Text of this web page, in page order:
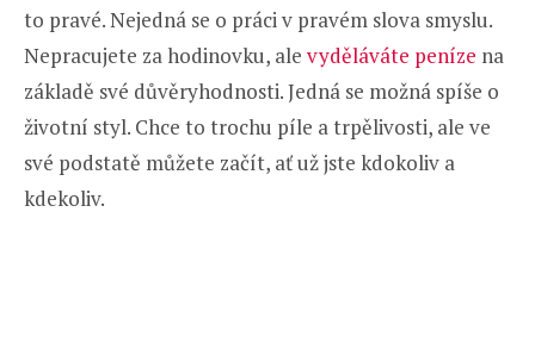
to pravé. Nejedná se o práci v pravém slova smyslu.
Nepracujete za hodinovku, ale vyděláváte peníze na
základě své důvěryhodnosti. Jedná se možná spíše o
životní styl. Chce to trochu píle a trpělivosti, ale ve
své podstatě můžete začít, ať už jste kdokoliv a
kdekoliv.